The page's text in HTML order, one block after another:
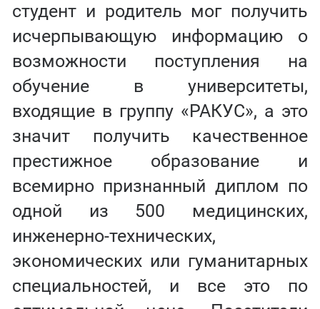
студент и родитель мог получить
исчерпывающую информацию о
возможности поступления на
обучение в университеты,
входящие в группу «РАКУС», а это
значит получить качественное
престижное образование и
всемирно признанный диплом по
одной из 500 медицинских,
инженерно-технических,
экономических или гуманитарных
специальностей, и все это по